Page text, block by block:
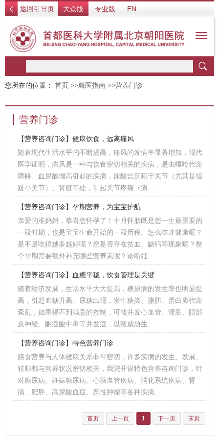
返回引导页 大众版 专业版 EN
您所在的位置： 首页 >>就医指南 >>营养门诊
营养门诊
【营养咨询门诊】健康饮食，远离痛风
随着现代生活水平的不断提高，痛风的发病率显著增加，现代
医学证明，痛风是一种与饮食密切相关的疾病，是由嘌呤代谢
障碍、血尿酸增高引起的疾病，尿酸盐沉积于关节（尤其是指
趾小关节）、肾脏等处，引起关节疼痛（痛…
【营养咨询门诊】孕期营养，为宝宝护航
亲爱的准妈妈，恭喜您怀孕了！十月怀胎既是您一生最重要的
一段时期，也是宝宝生命开始的一段历程。怎么吃才健康呢？
是不是吃得越多越好呢？您是否存在贫血、缺钙等现象呢？整
个孕期需要额外补充哪些营养素呢？诊断妊…
【营养咨询门诊】血糖平稳，饮食管理是关键
随着经济发展，生活水平大大提高，糖尿病的发生率也明显提
高，引起血糖升高、尿糖出现，发生糖类、脂肪、蛋白质代谢
紊乱，如果得不到满意的控制，可能并发心血管、肾脏、眼部
及神经、酮症酸中毒等并发症，以致威胁生…
【营养咨询门诊】特色营养门诊
膳食营养与人体健康关系非常密切，许多疾病的发生、发展、
转归都与营养状况密切相关，我院开设特色营养咨询门诊，针
对糖尿病、妊娠糖尿病、心脑血管疾病、消化系统疾病、肾
病、肥胖、高尿酸血症、恶性肿瘤等各种疾病…
首页 上一页 1 下一页 末页